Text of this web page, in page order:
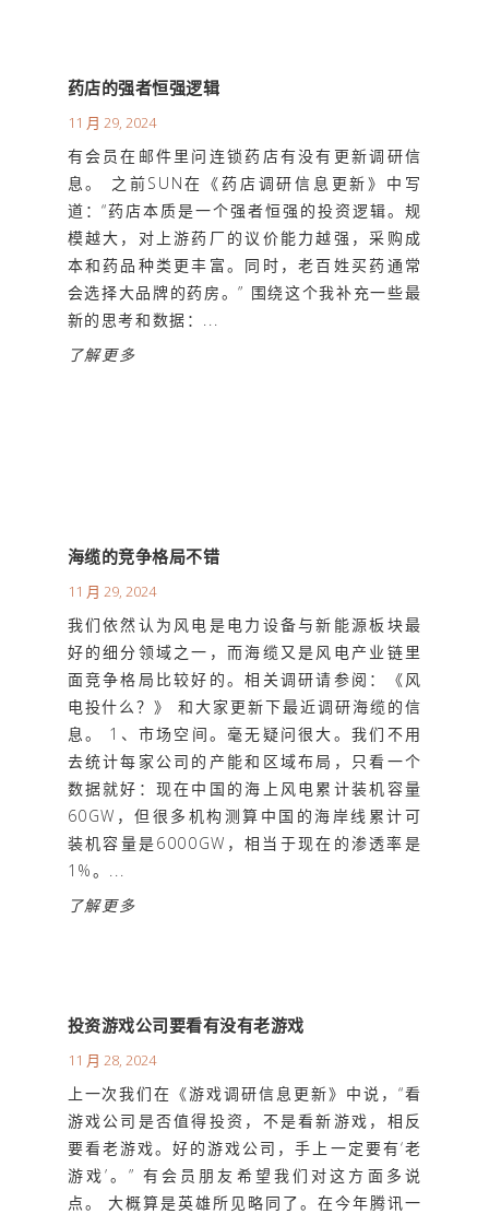
药店的强者恒强逻辑
11 月 29, 2024
有会员在邮件里问连锁药店有没有更新调研信
息。 之前SUN在《药店调研信息更新》中写
道：“药店本质是一个强者恒强的投资逻辑。规
模越大，对上游药厂的议价能力越强，采购成
本和药品种类更丰富。同时，老百姓买药通常
会选择大品牌的药房。” 围绕这个我补充一些最
新的思考和数据：...
了解更多
海缆的竞争格局不错
11 月 29, 2024
我们依然认为风电是电力设备与新能源板块最
好的细分领域之一，而海缆又是风电产业链里
面竞争格局比较好的。相关调研请参阅：《风
电投什么？》 和大家更新下最近调研海缆的信
息。 1、市场空间。毫无疑问很大。我们不用
去统计每家公司的产能和区域布局，只看一个
数据就好：现在中国的海上风电累计装机容量
60GW，但很多机构测算中国的海岸线累计可
装机容量是6000GW，相当于现在的渗透率是
1%。...
了解更多
投资游戏公司要看有没有老游戏
11 月 28, 2024
上一次我们在《游戏调研信息更新》中说，“看
游戏公司是否值得投资，不是看新游戏，相反
要看老游戏。好的游戏公司，手上一定要有‘老
游戏’。” 有会员朋友希望我们对这方面多说
点。 大概算是英雄所见略同了。在今年腾讯一